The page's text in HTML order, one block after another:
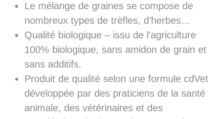
Le mélange de graines se compose de
nombreux types de trèfles, d’herbes…
Qualité biologique – issu de l’agriculture
100% biologique, sans amidon de grain et
sans additifs.
Produit de qualité selon une formule cdVet
développée par des praticiens de la santé
animale, des vétérinaires et des